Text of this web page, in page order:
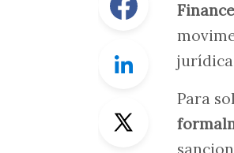
TwitterPara